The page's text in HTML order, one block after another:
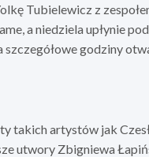
Tubielewicz z
a niedziela upłynie
godziny
takich artystów jak
utwory Zbigniewa